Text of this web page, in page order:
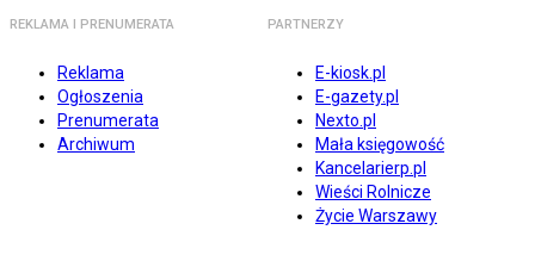
REKLAMA I PRENUMERATA
Reklama
Ogłoszenia
Prenumerata
Archiwum
PARTNERZY
E-kiosk.pl
E-gazety.pl
Nexto.pl
Mała księgowość
Kancelarierp.pl
Wieści Rolnicze
Życie Warszawy